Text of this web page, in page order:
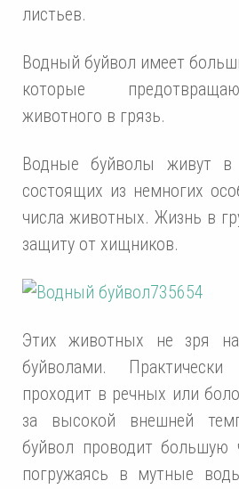
листьев.
Водный буйвол имеет
которые
животного в грязь.
Водные буйволы живут в
состоящих из немногих
числа животных. Жизнь в
защиту от хищников.
Этих животных не зря
буйволами.
проходит в речных или
за высокой внешней
буйвол проводит большую
погружаясь в мутные